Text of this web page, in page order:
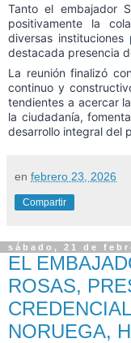
Tanto el embajador
positivamente la
diversas
destacada presencia
La reunión finalizó
continuo y
tendientes a acercar
la ciudadanía,
desarrollo integral del
en febrero 23, 2026
Compartir
sábado, 21 de
EL
ROSAS,
NORUEGA,